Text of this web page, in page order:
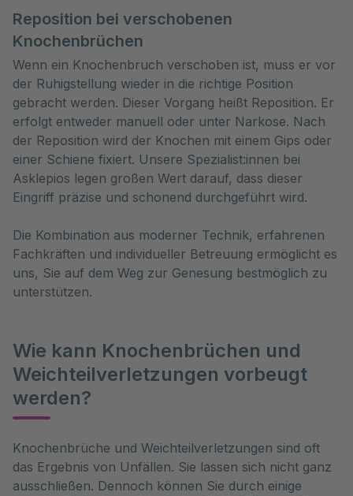
Reposition bei verschobenen
Knochenbrüchen
Wenn ein Knochenbruch verschoben ist, muss er vor
der Ruhigstellung wieder in die richtige Position
gebracht werden. Dieser Vorgang heißt Reposition. Er
erfolgt entweder manuell oder unter Narkose. Nach
der Reposition wird der Knochen mit einem Gips oder
einer Schiene fixiert. Unsere Spezialist:innen bei
Asklepios legen großen Wert darauf, dass dieser
Eingriff präzise und schonend durchgeführt wird.
Die Kombination aus moderner Technik, erfahrenen
Fachkräften und individueller Betreuung ermöglicht es
uns, Sie auf dem Weg zur Genesung bestmöglich zu
unterstützen.
Wie kann Knochenbrüchen und
Weichteilverletzungen vorbeugt
werden?
Knochenbrüche und Weichteilverletzungen sind oft
das Ergebnis von Unfällen. Sie lassen sich nicht ganz
ausschließen. Dennoch können Sie durch einige